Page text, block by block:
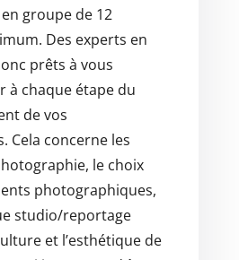
groupe de 12
Des experts en
prêts à vous
à chaque étape du
de vos
Cela concerne les
le choix
photographiques,
studio/reportage
et l’esthétique de